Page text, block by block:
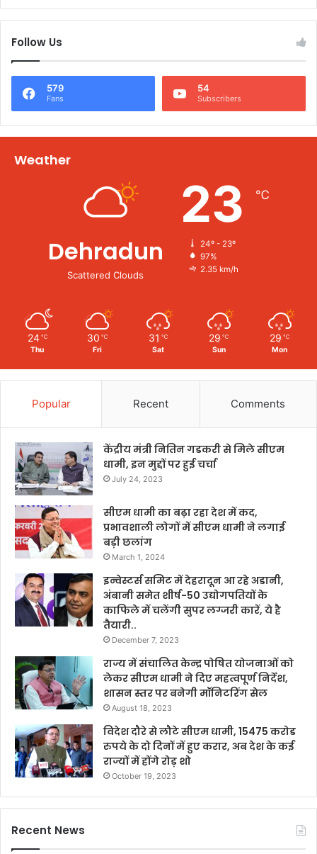
Follow Us
579
Fans
54
Subscribers
Weather
Dehradun
Scattered Clouds
23 ℃
24º - 23º
97%
2.35 km/h
24 ℃
Thu
30 ℃
Fri
31 ℃
Sat
29 ℃
Sun
29 ℃
Mon
Popular Recent Comments
केंद्रीय मंत्री नितिन गडकरी से मिले सीएम
धामी, इन मुद्दों पर हुई चर्चा
July 24, 2023
सीएम धामी का बढ़ा रहा देश में कद,
प्रभावशाली लोगों में सीएम धामी ने लगाई
बड़ी छलांग
March 1, 2024
इन्वेस्टर्स समिट में देहरादून आ रहे अडानी,
अंबानी समेत शीर्ष-50 उद्योगपतियों के
काफिले में चलेंगी सुपर लग्जरी कारें, ये है
तैयारी..
December 7, 2023
राज्य में संचालित केन्द्र पोषित योजनाओं को
लेकर सीएम धामी ने दिए महत्वपूर्ण निर्देश,
शासन स्तर पर बनेगी मॉनिटरिंग सेल
August 18, 2023
विदेश दौरे से लौटे सीएम धामी, 15475 करोड
रुपये के दो दिनों में हुए करार, अब देश के कई
राज्यों में होंगे रोड़ शो
October 19, 2023
Recent News